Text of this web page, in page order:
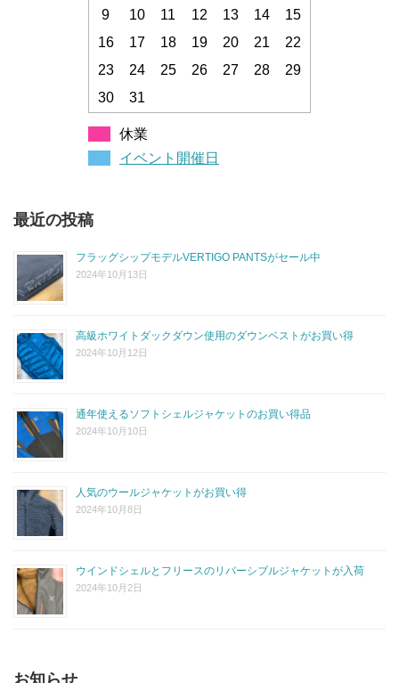
9
10 11 12 13 14
15
16
17 18 19 20 21
22
23
24 25 26 27 28
29
30
31
休業
イベント開催日
最近の投稿
フラッグシップモデルVERTIGO PANTSがセール中
2024年10月13日
高級ホワイトダックダウン使用のダウンベストがお買い得
2024年10月12日
通年使えるソフトシェルジャケットのお買い得品
2024年10月10日
人気のウールジャケットがお買い得
2024年10月8日
ウインドシェルとフリースのリバーシブルジャケットが入荷
2024年10月2日